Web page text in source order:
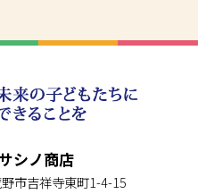
シノ商店
市吉祥寺東町1-4-15